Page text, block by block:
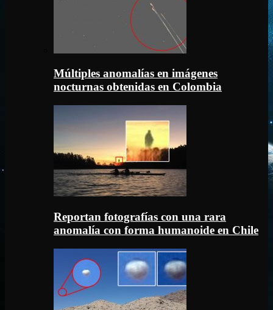
Múltiples anomalías en imágenes
nocturnas obtenidas en Colombia
Reportan fotografías con una rara
anomalía con forma humanoide en Chile